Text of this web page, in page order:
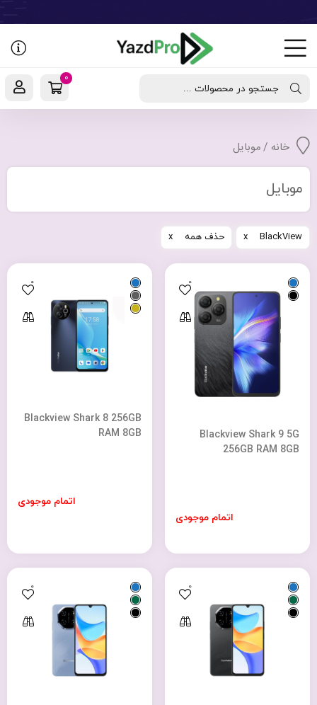
جستجو در محصولات ...
0
خانه / موبایل
موبایل
BlackView حذف همه
Blackview Shark 9 5G
256GB RAM 8GB
اتمام موجودی
0
Blackview Shark 8 256GB
RAM 8GB
اتمام موجودی
0
0
0